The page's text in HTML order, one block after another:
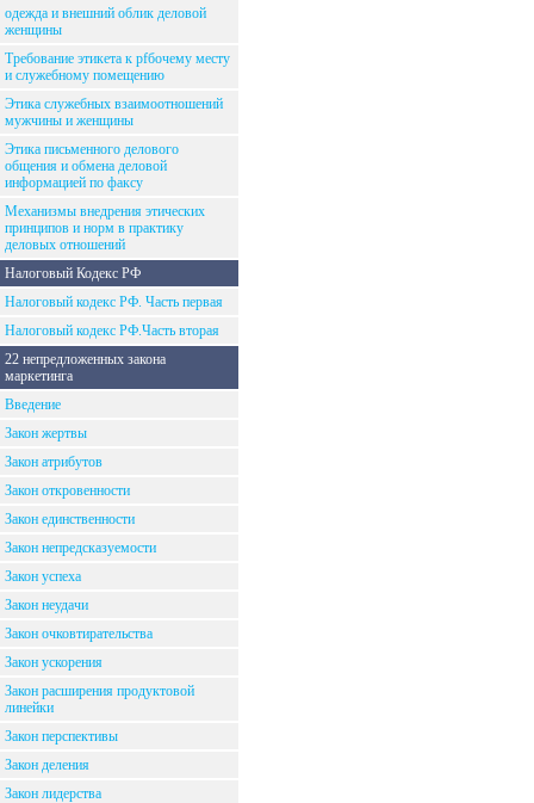
одежда и внешний облик деловой
женщины
Требование этикета к рfбочему месту
и служебному помещению
Этика служебных взаимоотношений
мужчины и женщины
Этика письменного делового
общения и обмена деловой
информацией по факсу
Механизмы внедрения этических
принципов и норм в практику
деловых отношений
Налоговый Кодекс РФ
Налоговый кодекс РФ. Часть первая
Налоговый кодекс РФ.Часть вторая
22 непредложенных закона
маркетинга
Введение
Закон жертвы
Закон атрибутов
Закон откровенности
Закон единственности
Закон непредсказуемости
Закон успеха
Закон неудачи
Закон очковтирательства
Закон ускорения
Закон расширения продуктовой
линейки
Закон перспективы
Закон деления
Закон лидерства